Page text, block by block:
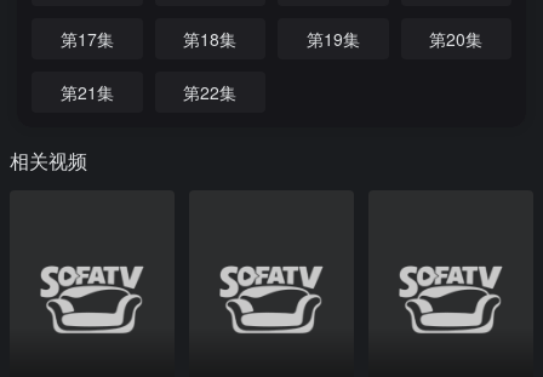
第17集 第18集 第19集 第20集
第21集 第22集
相关视频